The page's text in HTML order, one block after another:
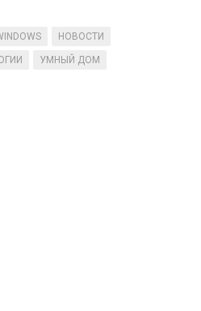
НОВОСТИ
УМНЫЙ ДОМ